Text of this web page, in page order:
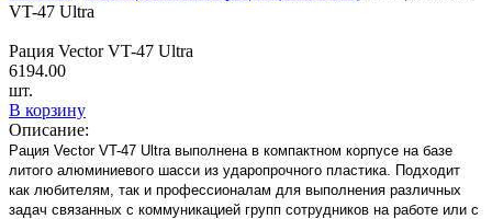
VT-47 Ultra
Рация Vector VT-47 Ultra
6194.00
шт.
В корзину
Описание:
Рация Vector VT-47 Ultra выполнена в компактном корпусе на базе
литого алюминиевого шасси из ударопрочного пластика. Подходит
как любителям, так и профессионалам для выполнения различных
задач связанных с коммуникацией групп сотрудников на работе или с